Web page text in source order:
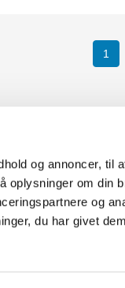
og annoncer, til
oplysninger om din
og
du har givet
1
3